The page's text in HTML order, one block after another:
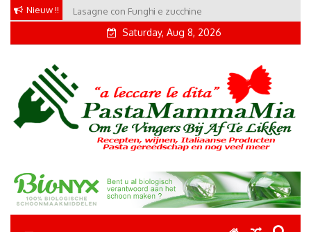
Skip
Nieuw !! Lasagne con Funghi e zucchine
Saturday, Aug 8, 2026
Pastamammamia
Pastarecepten om je vingers bij af te likken